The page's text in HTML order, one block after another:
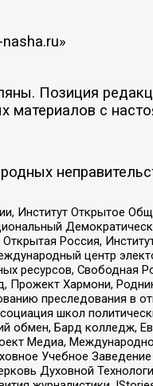
Позиция
материалов с
Институт Открытое
Россия,
центр
Свободная
Хармони,
преследования в
школ
обмен, Бард колледж,
Медиа,
Учебное
Духовной